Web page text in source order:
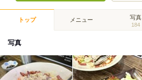
トップ メニュー 写真
184
写真